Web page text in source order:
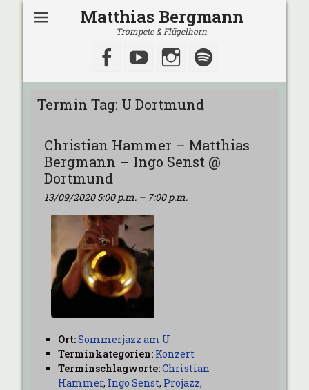
Matthias Bergmann
Trompete & Flügelhorn
Facebook
YouTubeInstagram
Termin Tag: U Dortmund
Christian Hammer – Matthias
Bergmann – Ingo Senst @
Dortmund
13/09/2020 5:00 p.m. – 7:00 p.m.
Ort:Sommerjazz am U
Terminkategorien: Konzert
Terminschlagworte:Christian
Hammer, Ingo Senst, Projazz,